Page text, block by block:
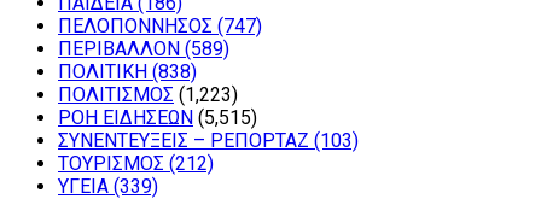
ΠΕΛΟΠΟΝΝΗΣΟΣ (747)
ΠΕΡΙΒΑΛΛΟΝ (589)
ΠΟΛΙΤΙΚΗ (838)
ΠΟΛΙΤΙΣΜΟΣ (1,223)
ΡΟΗ ΕΙΔΗΣΕΩΝ (5,515)
ΣΥΝΕΝΤΕΥΞΕΙΣ – ΡΕΠΟΡΤΑΖ (103)
ΤΟΥΡΙΣΜΟΣ (212)
ΥΓΕΙΑ (339)